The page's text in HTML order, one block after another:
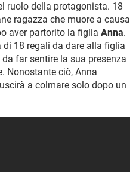
ruolo della protagonista. 18
ragazza che muore a causa
aver partorito la figlia Anna.
18 regali da dare alla figlia
far sentire la sua presenza
Nonostante ciò, Anna
a colmare solo dopo un